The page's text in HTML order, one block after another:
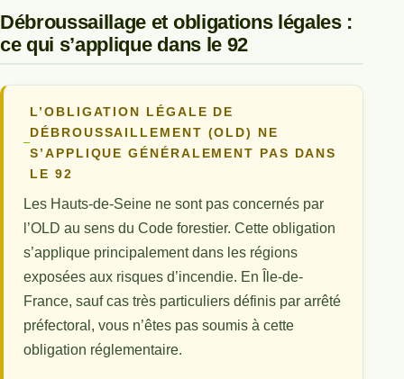
Débroussaillage et obligations légales :
ce qui s’applique dans le 92
L’OBLIGATION LÉGALE DE
DÉBROUSSAILLEMENT (OLD) NE
S’APPLIQUE GÉNÉRALEMENT PAS DANS
LE 92
Les Hauts-de-Seine ne sont pas concernés par
l’OLD au sens du Code forestier. Cette obligation
s’applique principalement dans les régions
exposées aux risques d’incendie. En Île-de-
France, sauf cas très particuliers définis par arrêté
préfectoral, vous n’êtes pas soumis à cette
obligation réglementaire.